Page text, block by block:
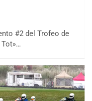
#2 del Trofeo de
Tot»…